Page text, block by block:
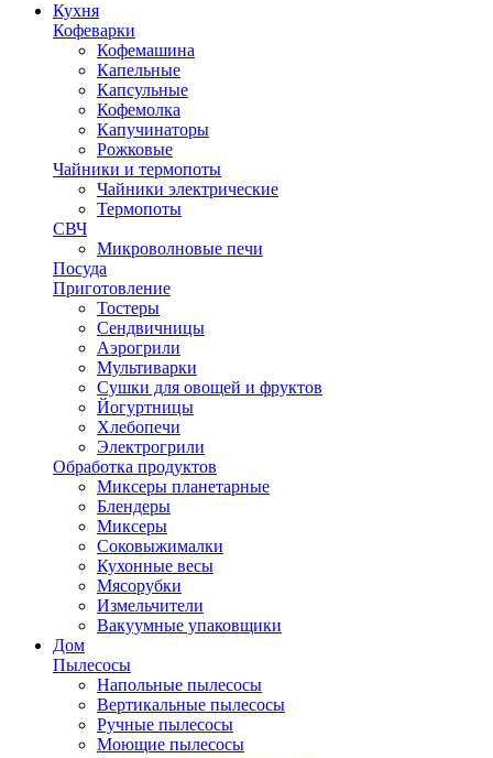
Кухня
Кофеварки
Кофемашина
Капельные
Капсульные
Кофемолка
Капучинаторы
Рожковые
Чайники и термопоты
Чайники электрические
Термопоты
СВЧ
Микроволновые печи
Посуда
Приготовление
Тостеры
Сендвичницы
Аэрогрили
Мультиварки
Сушки для овощей и фруктов
Йогуртницы
Хлебопечи
Электрогрили
Обработка продуктов
Миксеры планетарные
Блендеры
Миксеры
Соковыжималки
Кухонные весы
Мясорубки
Измельчители
Вакуумные упаковщики
Дом
Пылесосы
Напольные пылесосы
Вертикальные пылесосы
Ручные пылесосы
Моющие пылесосы